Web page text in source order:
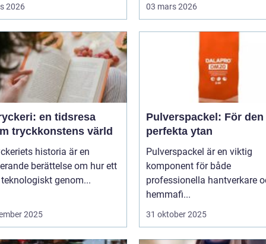
2026 03 mars 2026
en tidsresa
tryckkonstens värld
historia är en
berättelse om hur ett
genom...
2025
Pulverspackel: För den
perfekta ytan
Pulverspackel är en viktig
komponent för både
professionella hantverkare
hemmafi...
31 oktober 2025